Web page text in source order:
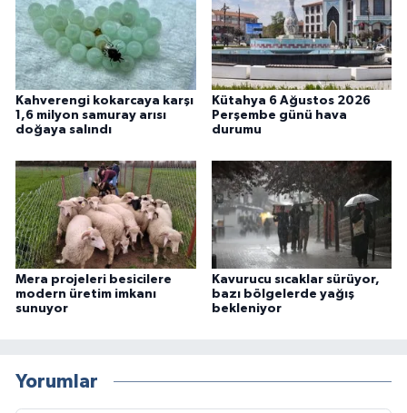
Kahverengi kokarcaya karşı
1,6 milyon samuray arısı
doğaya salındı
Kütahya 6 Ağustos 2026
Perşembe günü hava
durumu
Mera projeleri besicilere
modern üretim imkanı
sunuyor
Kavurucu sıcaklar sürüyor,
bazı bölgelerde yağış
bekleniyor
Yorumlar